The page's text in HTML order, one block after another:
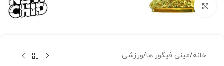
بزرگنمایی تصویر
خانه/مینی فیگور ها/ورزشی